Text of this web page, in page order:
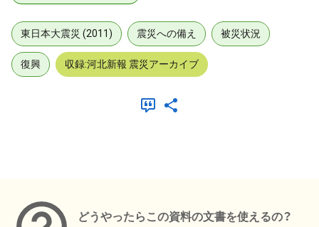
東日本大震災 (2011) 震災への備え 被災状況
復興 収録:河北新報 震災アーカイブ
どうやったらこの資料の文書を使えるの？